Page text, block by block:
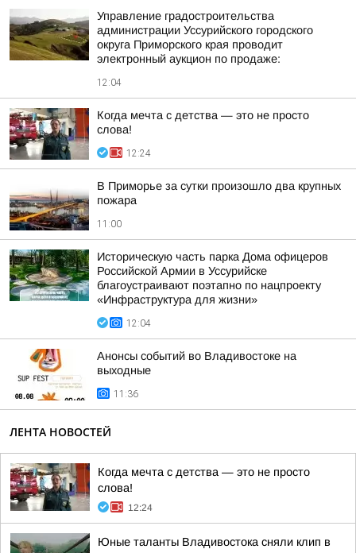
Управление градостроительства
администрации Уссурийского городского
округа Приморского края проводит
электронный аукцион по продаже:
12:04
Когда мечта с детства — это не просто
слова!
12:24
В Приморье за сутки произошло два крупных
пожара
11:00
Историческую часть парка Дома офицеров
Российской Армии в Уссурийске
благоустраивают поэтапно по нацпроекту
«Инфраструктура для жизни»
12:04
Анонсы событий во Владивостоке на
выходные
11:36
ЛЕНТА НОВОСТЕЙ
Когда мечта с детства — это не просто
слова!
12:24
Юные таланты Владивостока сняли клип в